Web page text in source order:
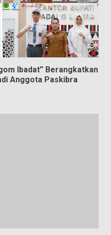
Ibadat” Berangkatkan
Anggota Paskibra